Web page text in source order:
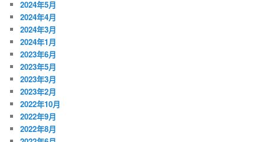
2024年5月
2024年4月
2024年3月
2024年1月
2023年6月
2023年5月
2023年3月
2023年2月
2022年10月
2022年9月
2022年8月